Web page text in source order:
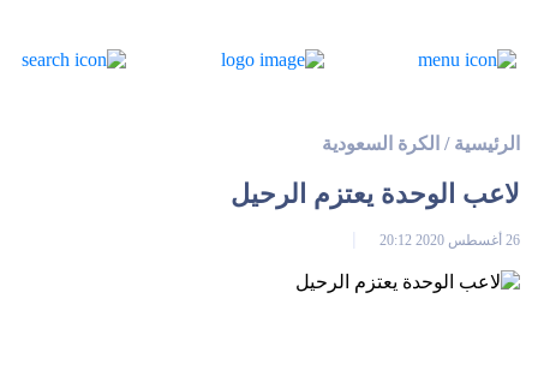
الرئيسية / الكرة السعودية
لاعب الوحدة يعتزم الرحيل
26 أغسطس 2020 20:12